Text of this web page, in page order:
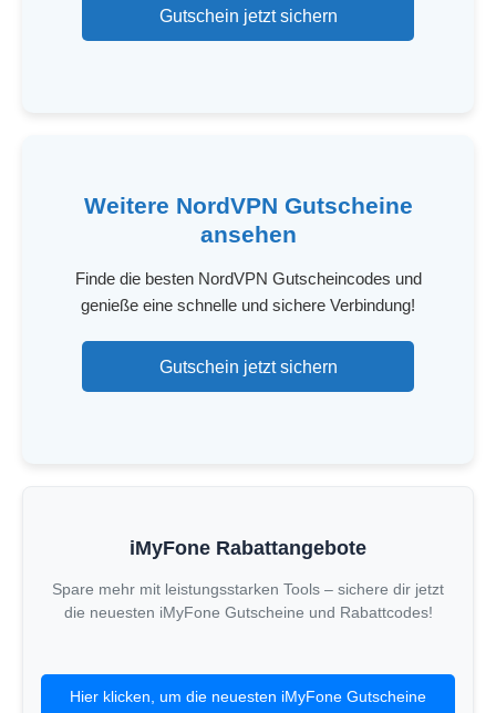
Gutschein jetzt sichern
Weitere NordVPN Gutscheine
ansehen
Finde die besten NordVPN Gutscheincodes und
genieße eine schnelle und sichere Verbindung!
Gutschein jetzt sichern
iMyFone Rabattangebote
Spare mehr mit leistungsstarken Tools – sichere dir jetzt
die neuesten iMyFone Gutscheine und Rabattcodes!
Hier klicken, um die neuesten iMyFone Gutscheine